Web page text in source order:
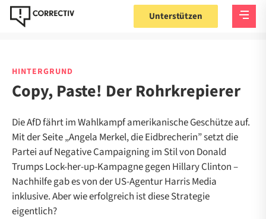
Unterstützen
HINTERGRUND
Copy, Paste! Der Rohrkrepierer
Die AfD fährt im Wahlkampf amerikanische Geschütze auf.
Mit der Seite „Angela Merkel, die Eidbrecherin” setzt die
Partei auf Negative Campaigning im Stil von Donald
Trumps Lock-her-up-Kampagne gegen Hillary Clinton –
Nachhilfe gab es von der US-Agentur Harris Media
inklusive. Aber wie erfolgreich ist diese Strategie
eigentlich?